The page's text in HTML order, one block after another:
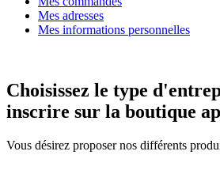
Mes adresses
Mes informations personnelles
Choisissez le type
inscrire sur la boutique
Vous désirez proposer nos différents